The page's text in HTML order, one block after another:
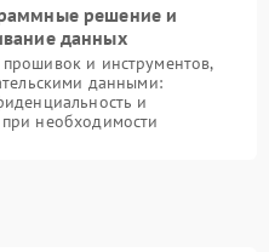
решение и
данных
и инструментов,
данными:
и
необходимости